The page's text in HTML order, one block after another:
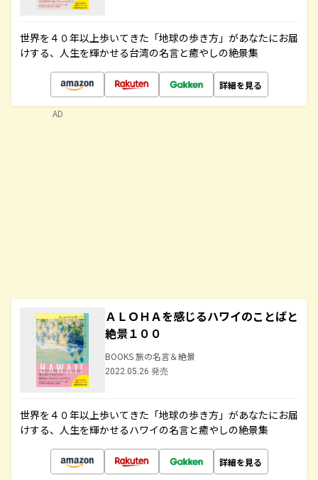
世界を４０年以上歩いてきた「地球の歩き方」があなたにお届
けする、人生を輝かせる台湾の名言と癒やしの絶景集
詳細を見る
ＡＬＯＨＡを感じるハワイのことばと
絶景１００
BOOKS 旅の名言＆絶景
2022.05.26 発売
世界を４０年以上歩いてきた「地球の歩き方」があなたにお届
けする、人生を輝かせるハワイの名言と癒やしの絶景集
詳細を見る
AD